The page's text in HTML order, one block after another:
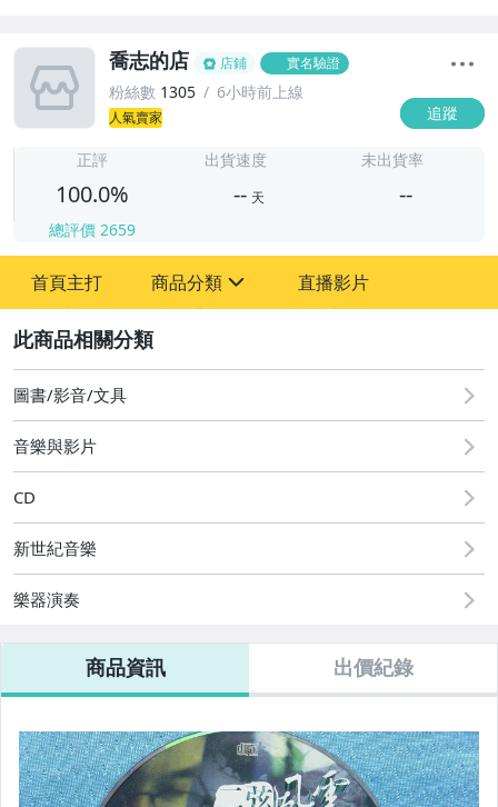
喬志的店 店鋪 實名驗證
粉絲數 1305 6小時前上線
人氣賣家 追蹤
正評
100.0%
總評價 2659
出貨速度
-- 天
未出貨率
--
首頁主打 商品分類
國語光碟
台語光碟
古典光碟
粵語光碟
日語光碟
直播影片
圖書/影音/文具
音樂與影片
CD
新世紀音樂
樂器演奏
商品資訊 出價紀錄